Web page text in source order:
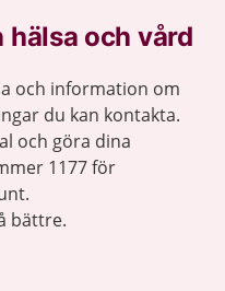
och vård
och information om
du kan kontakta.
och göra dina
1177 för
bättre.